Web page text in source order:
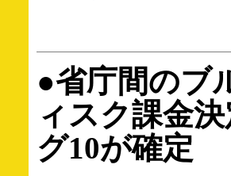
●省庁間のブ
ィスク課金
グ10が確定